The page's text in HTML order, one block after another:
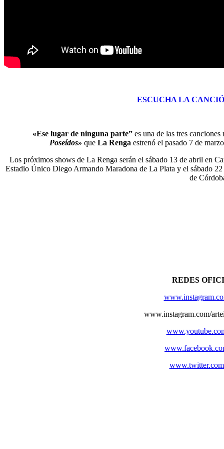
ESCUCHA LA
«Ese lugar de ninguna parte” es una de las tres
Poseídos» que La Renga estrenó el pasado 7 de
Los próximos shows de La Renga serán el sábado 13 de abril en
Estadio Único Diego Armando Maradona de La Plata y el sábado
de
REDES
www.instagram.com/